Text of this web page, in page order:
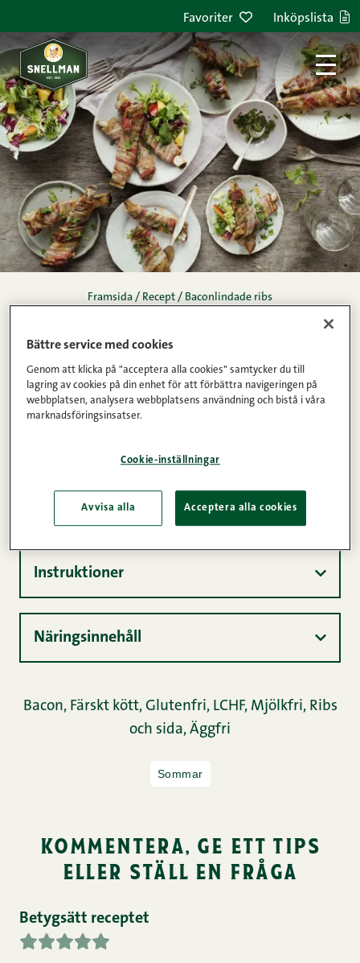
Favoriter Inköpslista
Framsida / Recept / Baconlindade ribs
baconlindade ribs
1 2 3 4 5 Kommentarer
Spare ribs av lantgris ca 900 g
Ingredienser
Instruktioner
Näringsinnehåll
Bacon, Färskt kött, Glutenfri, LCHF, Mjölkfri, Ribs
och sida, Äggfri
Sommar
kommentera, ge ett tips
eller ställ en fråga
Betygsätt receptet
Bättre service med cookies
Genom att klicka på "acceptera alla cookies" samtycker du till
lagring av cookies på din enhet för att förbättra navigeringen på
webbplatsen, analysera webbplatsens användning och bistå i våra
marknadsföringsinsatser.
Cookie-inställningar
Avvisa alla Acceptera alla cookies